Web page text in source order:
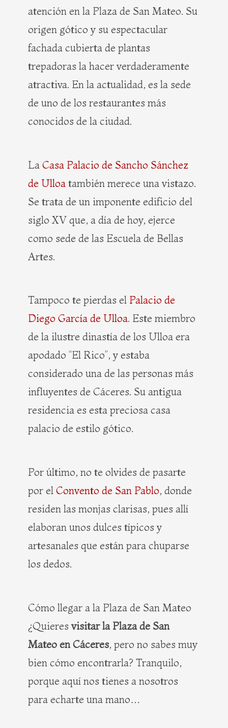
atención en la Plaza de San Mateo. Su
origen gótico y su espectacular
fachada cubierta de plantas
trepadoras la hacer verdaderamente
atractiva. En la actualidad, es la sede
de uno de los restaurantes más
conocidos de la ciudad.
La Casa Palacio de Sancho Sánchez
de Ulloa también merece una vistazo.
Se trata de un imponente edificio del
siglo XV que, a día de hoy, ejerce
como sede de las Escuela de Bellas
Artes.
Tampoco te pierdas el Palacio de
Diego García de Ulloa. Este miembro
de la ilustre dinastía de los Ulloa era
apodado “El Rico”, y estaba
considerado una de las personas más
influyentes de Cáceres. Su antigua
residencia es esta preciosa casa
palacio de estilo gótico.
Por último, no te olvides de pasarte
por el Convento de San Pablo, donde
residen las monjas clarisas, pues allí
elaboran unos dulces típicos y
artesanales que están para chuparse
los dedos.
Cómo llegar a la Plaza de San Mateo
¿Quieres visitar la Plaza de San
Mateo en Cáceres, pero no sabes muy
bien cómo encontrarla? Tranquilo,
porque aquí nos tienes a nosotros
para echarte una mano…